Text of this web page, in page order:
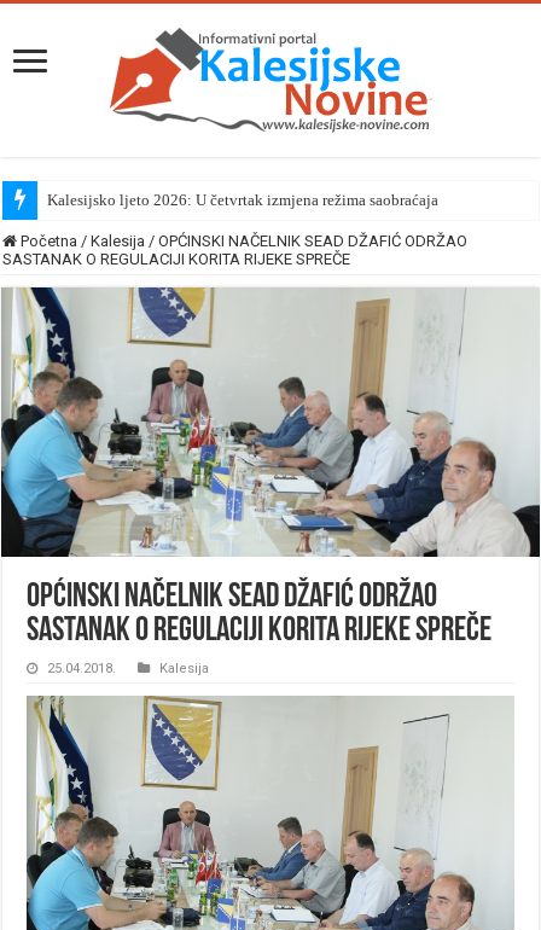
Kalesijsko ljeto 2026: U četvrtak izmjena režima saobraćaja
Početna / Kalesija / OPĆINSKI NAČELNIK SEAD DŽAFIĆ ODRŽAO
SASTANAK O REGULACIJI KORITA RIJEKE SPREČE
OPĆINSKI NAČELNIK SEAD DŽAFIĆ ODRŽAO
SASTANAK O REGULACIJI KORITA RIJEKE SPREČE
25.04.2018. Kalesija